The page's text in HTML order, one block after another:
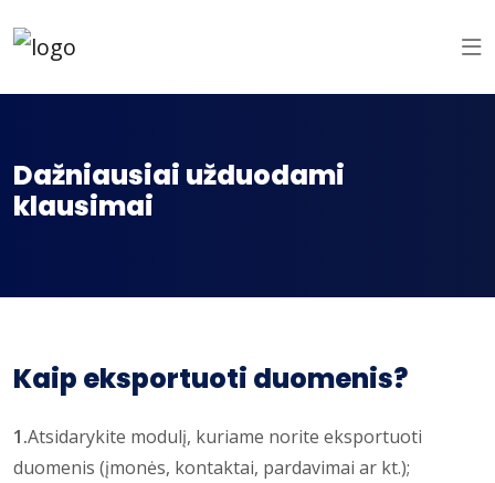
Dažniausiai užduodami
klausimai
Kaip eksportuoti duomenis?
1.Atsidarykite modulį, kuriame norite eksportuoti
duomenis (įmonės, kontaktai, pardavimai ar kt.);